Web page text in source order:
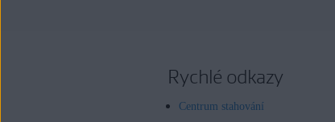
Rychlé odkazy
Centrum stahování